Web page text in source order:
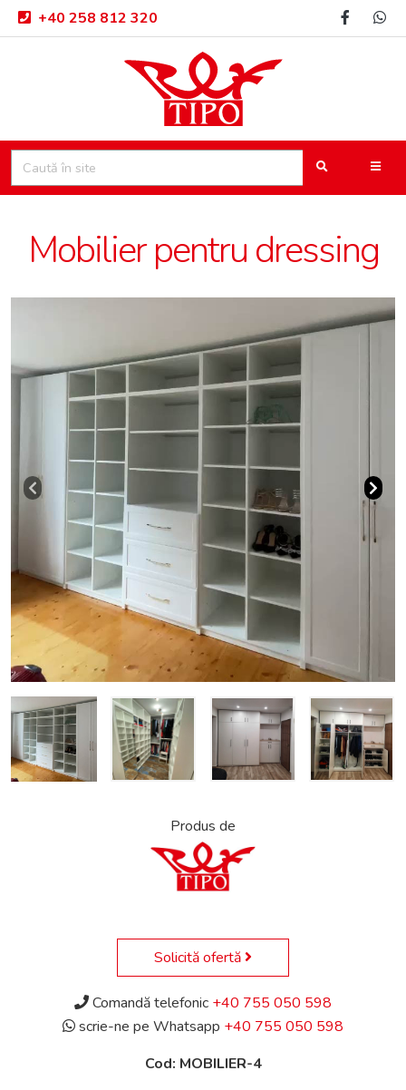
+40 258 812 320
Mobilier pentru dressing
Produs de
Solicită ofertă
Comandă telefonic +40 755 050 598
scrie-ne pe Whatsapp +40 755 050 598
Cod: MOBILIER-4